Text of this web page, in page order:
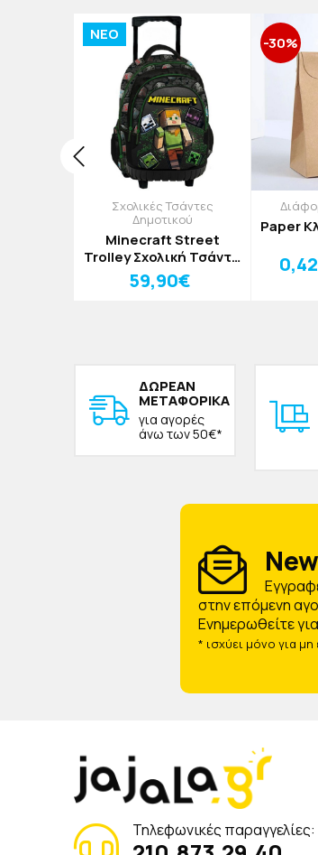
NEO
Σχολικές Τσάντες
Δημοτικού
Minecraft Street
Trolley Σχολική Τσάντα
Δημοτικού
30x14x44cm
59,90€
-30%
Paper
ΔΩΡΕAΝ
ΜΕΤΑΦΟΡΙΚΑ
για αγορές
άνω των 50€*
στην επόμενη
Ενημερωθείτε
* ισχύει μόνο για
Τηλεφωνικές παραγγελίες: